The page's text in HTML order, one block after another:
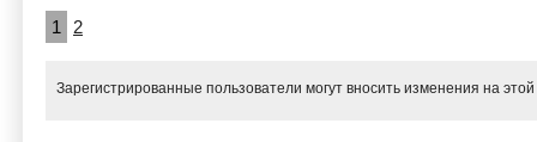
1 2
Зарегистрированные пользователи могут вносить изменения на